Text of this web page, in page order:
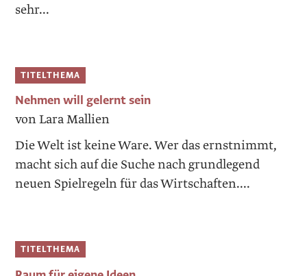
sehr...
TITELTHEMA
Nehmen will gelernt sein
von Lara Mallien
Die Welt ist keine Ware. Wer das ernstnimmt,
macht sich auf die Suche nach grundlegend
neuen Spielregeln für das Wirtschaften....
TITELTHEMA